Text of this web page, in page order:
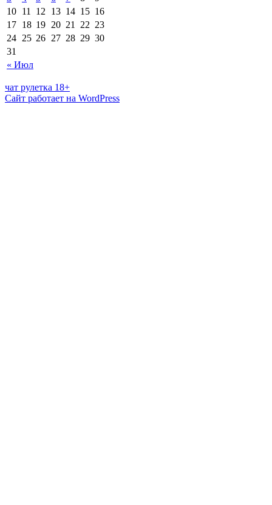
« Июл
10 11 12 13 14 15 16
17 18 19 20 21 22 23
24 25 26 27 28 29 30
31
чат рулетка 18+
Сайт работает на WordPress